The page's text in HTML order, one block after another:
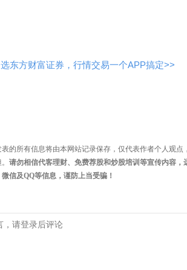
东方财富证券，行情交易一个APP搞定>>
表的所有信息将由本网站记录保存，仅代表作者个人观
请勿相信代客理财、免费荐股和炒股培训等宣传内容
信及QQ等信息，谨防上当受骗！